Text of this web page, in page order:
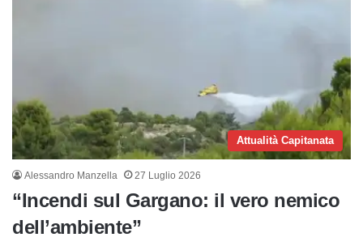
Attualità Capitanata
Alessandro Manzella 27 Luglio 2026
“Incendi sul Gargano: il vero nemico
dell’ambiente”